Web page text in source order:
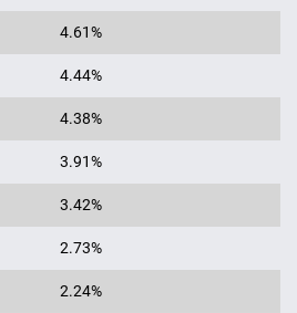
4.61%
4.44%
4.38%
3.91%
3.42%
2.73%
2.24%